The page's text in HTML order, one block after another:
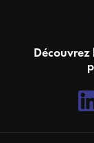
Découvrez